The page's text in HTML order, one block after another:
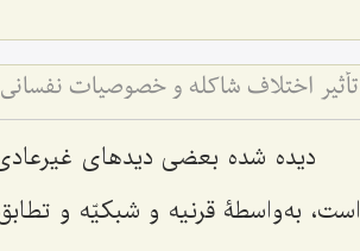
تأثیر اختلاف شاکله و خصوصیات
دیده شده بعضی‌ دیدهای
است، به‌واسطۀ قرنیه و شبکیّه و